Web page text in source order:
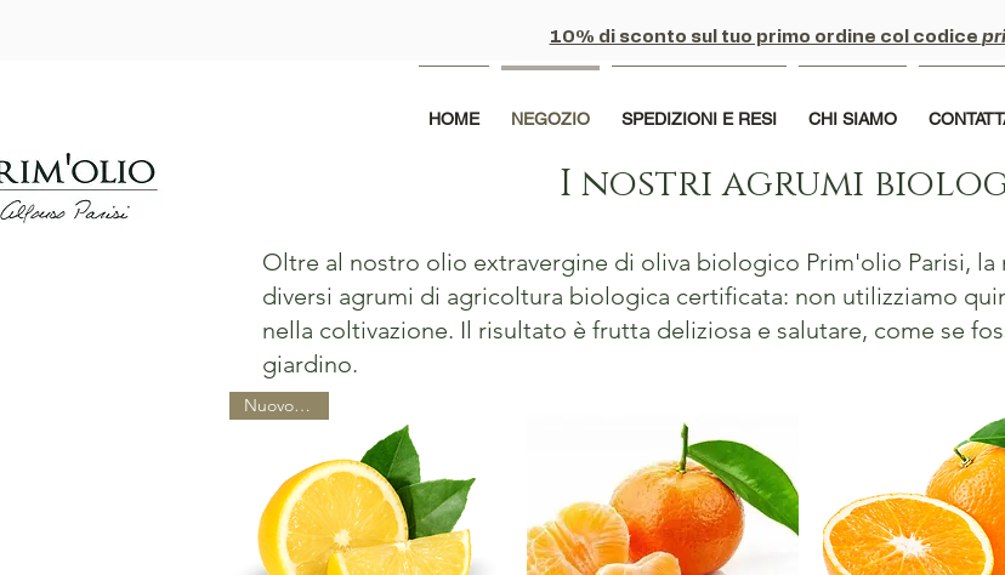
10% di sconto sul tuo primo ordine col codice
I nostri agrumi
HOME NEGOZIO SPEDIZIONI E RESI CHI SIAMO
Oltre al nostro olio extravergine di oliva biologico Prim'olio Parisi, la
diversi agrumi di agricoltura biologica certificata: non utilizziamo
nella coltivazione. Il risultato è frutta deliziosa e salutare, come se
giardino.
Nuovo arrivo